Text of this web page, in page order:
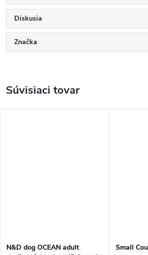
Diskusia
Značka
Súvisiaci tovar
N&D dog OCEAN adult
Small